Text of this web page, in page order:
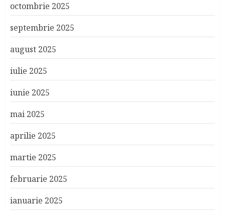
octombrie 2025
septembrie 2025
august 2025
iulie 2025
iunie 2025
mai 2025
aprilie 2025
martie 2025
februarie 2025
ianuarie 2025